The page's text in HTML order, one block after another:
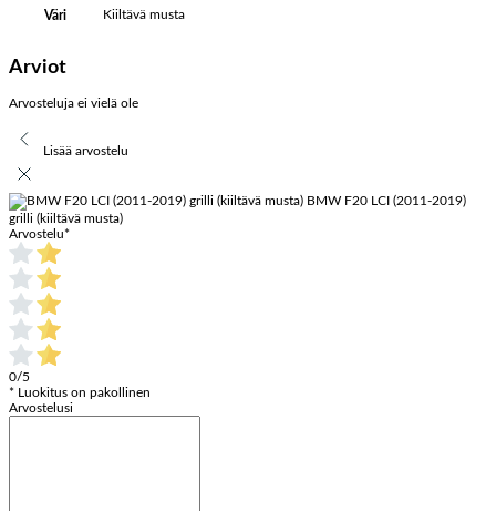
Väri Kiiltävä musta
Arviot
Arvosteluja ei vielä ole
Lisää arvostelu
BMW F20 LCI (2011-2019)
grilli (kiiltävä musta)
Arvostelu*
0/5
* Luokitus on pakollinen
Arvostelusi